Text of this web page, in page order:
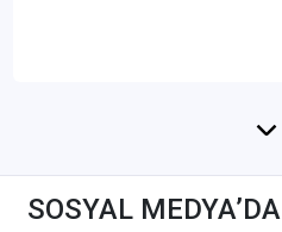
SOSYAL MEDYA’DA